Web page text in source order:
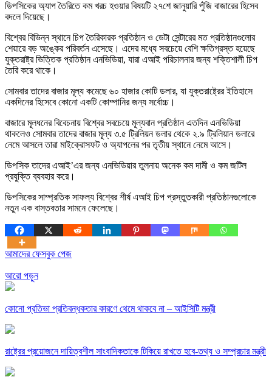
ডিপসিকের অ্যাপ তৈরিতে কম খরচ হওয়ার বিষয়টি ২৭শে জানুয়ারি পুঁজি বাজারের হিসেব
বদলে দিয়েছে।
বিশ্বের বিভিন্ন স্থানে চিপ তৈরিকারক প্রতিষ্ঠান ও ডেটা সেন্টারের মত প্রতিষ্ঠানগুলোর
শেয়ারে বড় অঙ্কের পরিবর্তন এসেছে। এদের মধ্যে সবচেয়ে বেশি ক্ষতিগ্রস্ত হয়েছে
যুক্তরাষ্ট্র ভিত্তিক প্রতিষ্ঠান এনভিডিয়া, যারা এআই পরিচালনার জন্য শক্তিশালী চিপ
তৈরি করে থাকে।
সোমবার তাদের বাজার মূল্য কমেছে ৬০ হাজার কোটি ডলার, যা যুক্তরাষ্ট্রের ইতিহাসে
একদিনের হিসেবে কোনো একটি কোম্পানির জন্য সর্বোচ্চ।
বাজারে মূলধনের বিবেচনায় বিশ্বের সবচেয়ে মূল্যবান প্রতিষ্ঠান এতদিন এনভিডিয়া
থাকলেও সোমবার তাদের বাজার মূল্য ৩.৫ ট্রিলিয়ন ডলার থেকে ২.৯ ট্রিলিয়ান ডলারে
নেমে আসলে তারা মাইক্রোসফট ও অ্যাপলের পর তৃতীয় স্থানে নেমে আসে।
ডিপসিক তাদের এআই’এর জন্য এনভিডিয়ার তুলনায় অনেক কম দামী ও কম জটিল
প্রযুক্তি ব্যবহার করে।
ডিপসিকের সাম্প্রতিক সাফল্য বিশ্বের শীর্ষ এআই চিপ প্রস্তুতকারী প্রতিষ্ঠানগুলোকে
নতুন এক বাস্তবতার সামনে ফেলেছে।
আমাদের ফেসবুক পেজ
আরো পড়ুন
কোনো প্রতিভা প্রতিবন্ধকতার কারণে থেমে থাকবে না – আইসিটি মন্ত্রী
রাষ্ট্রের প্রয়োজনে দায়িত্বশীল সাংবাদিকতাকে টিকিয়ে রাখতে হবে-তথ্য ও সম্প্রচার মন্ত্রী